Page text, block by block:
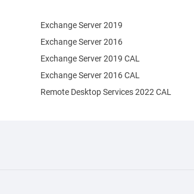
Exchange Server 2019
Exchange Server 2016
Remote Desktop Services 2022 CAL
Exchange Server 2019 CAL
Exchange Server 2016 CAL